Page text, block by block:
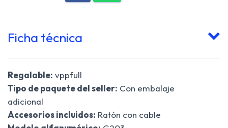
Ficha técnica
Regalable: vppfull
Tipo de paquete del seller: Con embalaje
adicional
Accesorios incluidos: Ratón con cable